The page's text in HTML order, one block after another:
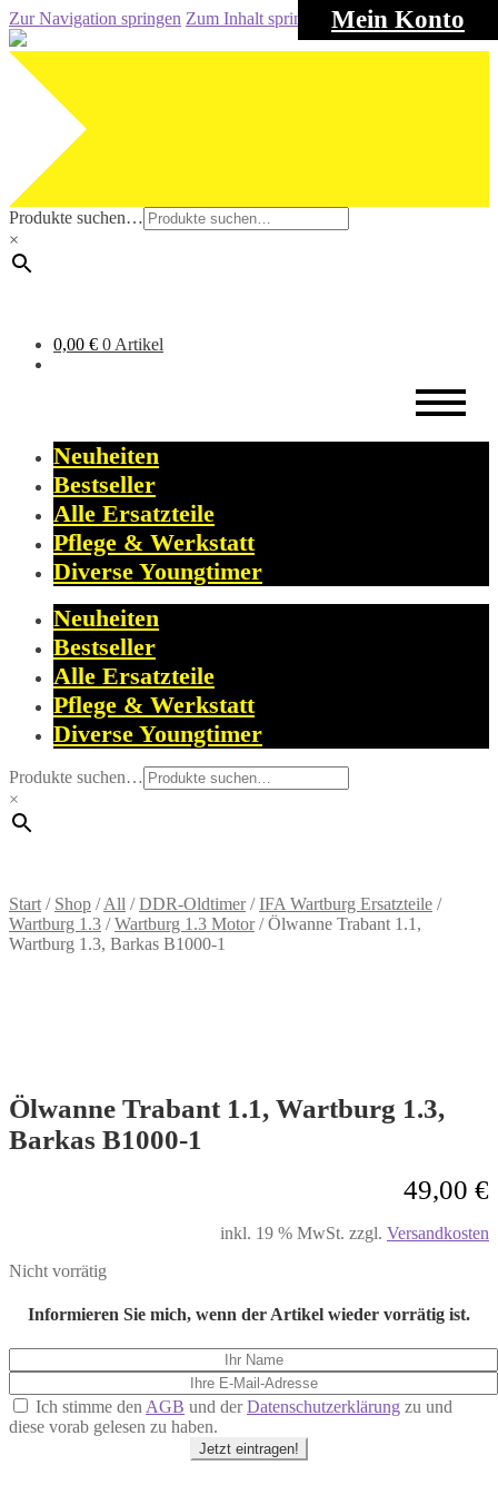
Mein Konto
Zur Navigation springen Zum Inhalt springen
Produkte suchen…
×
0,00 € 0 Artikel
Neuheiten
Bestseller
Alle Ersatzteile
Pflege & Werkstatt
Diverse Youngtimer
Neuheiten
Bestseller
Alle Ersatzteile
Pflege & Werkstatt
Diverse Youngtimer
Produkte suchen…
×
Start / Shop /All /DDR-Oldtimer/IFA Wartburg Ersatzteile /
Wartburg 1.3 /Wartburg 1.3 Motor/Ölwanne Trabant 1.1,
Wartburg 1.3, Barkas B1000-1
Ölwanne Trabant 1.1, Wartburg 1.3,
Barkas B1000-1
49,00 €
inkl. 19 % MwSt. zzgl. Versandkosten
Nicht vorrätig
Informieren Sie mich, wenn der Artikel wieder vorrätig ist.
Ich stimme den AGB und derDatenschutzerklärung zu und
diese vorab gelesen zu haben.
Jetzt eintragen!